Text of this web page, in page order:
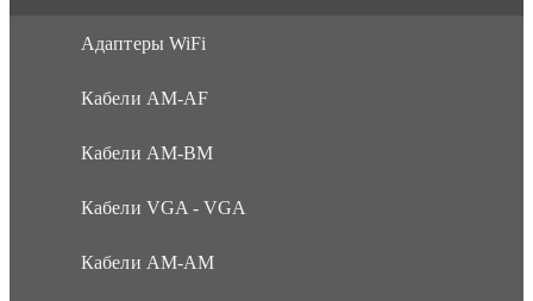
Адаптеры WiFi
Кабели AM-AF
Кабели AM-BM
Кабели VGA - VGA
Кабели АМ-АМ